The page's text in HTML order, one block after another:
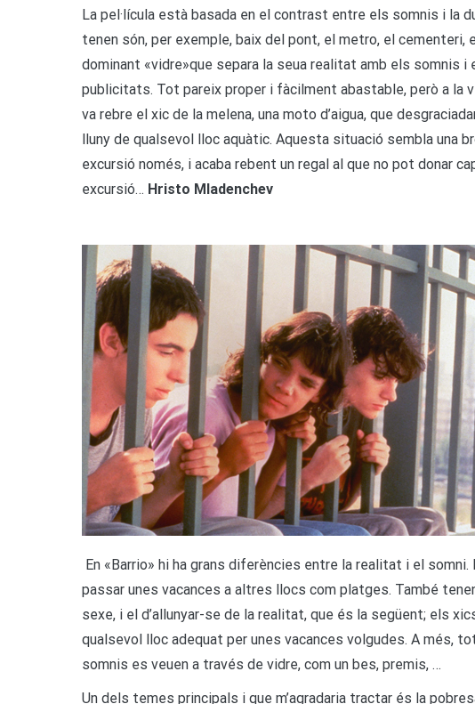
La pel·lícula està basada en el contrast entre els somnis i la
tenen són, per exemple, baix del pont, el metro, el cementeri,
dominant «vidre»que separa la seua realitat amb els somnis
publicitats. Tot pareix proper i fàcilment abastable, però a la
va rebre el xic de la melena, una moto d’aigua, que
lluny de qualsevol lloc aquàtic. Aquesta situació sembla una
excursió només, i acaba rebent un regal al que no pot donar
excursió… Hristo Mladenchev
En «Barrio» hi ha grans diferències entre la realitat i el
passar unes vacances a altres llocs com platges. També
sexe, i el d’allunyar-se de la realitat, que és la següent; els
qualsevol lloc adequat per unes vacances volgudes. A més,
somnis es veuen a través de vidre, com un bes, premis, …
Un dels temes principals i que m’agradaria tractar és la